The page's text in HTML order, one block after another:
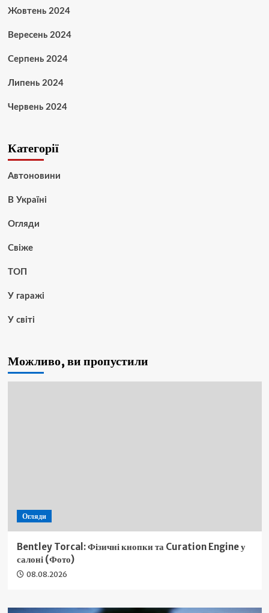
Жовтень 2024
Вересень 2024
Серпень 2024
Липень 2024
Червень 2024
Категорії
Автоновини
В Україні
Огляди
Свіже
ТОП
У гаражі
У світі
Можливо, ви пропустили
Огляди
Bentley Torcal: Фізичні кнопки та Curation Engine у
салоні (Фото)
08.08.2026